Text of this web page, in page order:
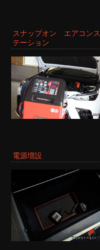
スナップオン エアコンス
テーション
電源増設